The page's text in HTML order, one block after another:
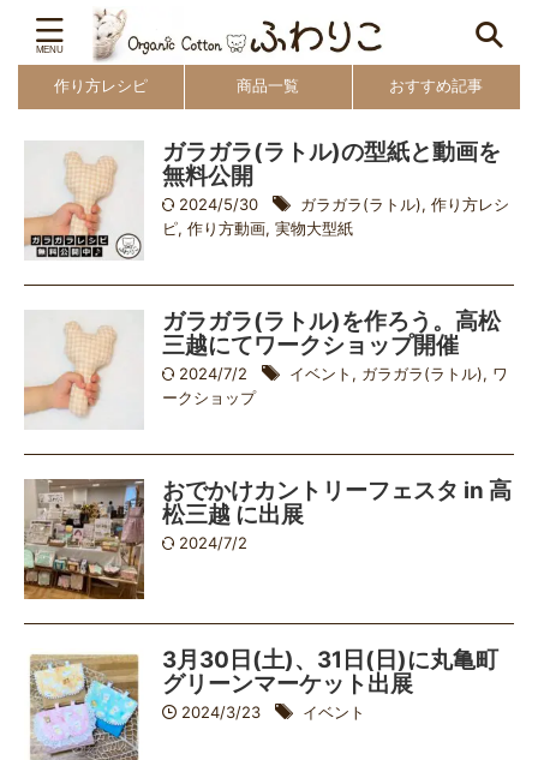
作り方レシピ 商品一覧 おすすめ記事
ガラガラ(ラトル)の型紙と動画を
無料公開
2024/5/30 ガラガラ(ラトル), 作り方レシ
ピ, 作り方動画, 実物大型紙
ガラガラ(ラトル)を作ろう。高松
三越にてワークショップ開催
2024/7/2 イベント , ガラガラ(ラトル), ワ
ークショップ
おでかけカントリーフェスタ in 高
松三越 に出展
2024/7/2
3月30日(土)、31日(日)に丸亀町
グリーンマーケット出展
2024/3/23 イベント